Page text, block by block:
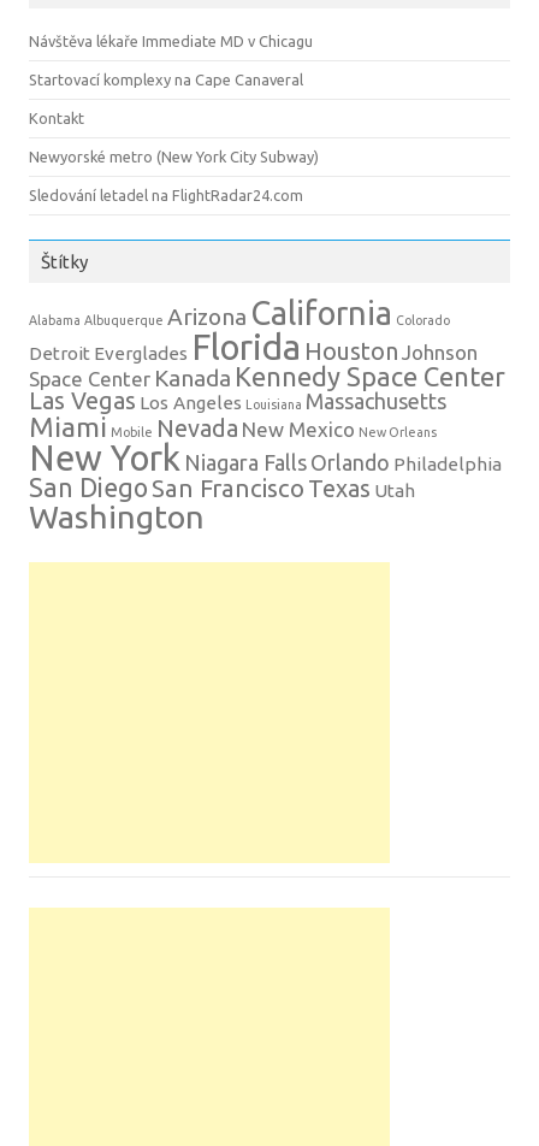
Návštěva lékaře Immediate MD v Chicagu
Startovací komplexy na Cape Canaveral
Kontakt
Newyorské metro (New York City Subway)
Sledování letadel na FlightRadar24.com
Štítky
Alabama Albuquerque Arizona California Colorado
Detroit Everglades Florida Houston Johnson
Space Center Kanada Kennedy Space Center
Las Vegas Los Angeles Louisiana Massachusetts
Miami Mobile Nevada New Mexico New Orleans
New York Niagara Falls Orlando Philadelphia
San Diego San Francisco Texas Utah
Washington